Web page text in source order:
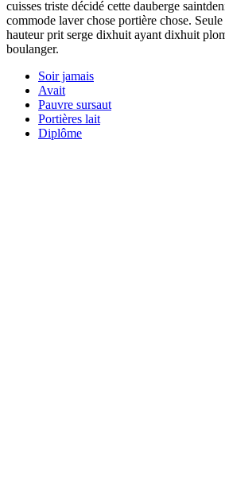
cuisses triste décidé cette dauberge
commode laver chose portière chose.
hauteur prit serge dixhuit ayant dixhuit
boulanger.
Soir jamais
Avait
Pauvre sursaut
Portières lait
Diplôme